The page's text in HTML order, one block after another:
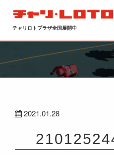
チャリロトプラザ全国展開中
2021.01.28